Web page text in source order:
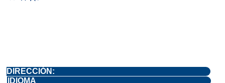
DIRECCIÓN:
IDIOMA